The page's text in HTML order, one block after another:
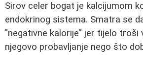
Sirov celer bogat je kalcijumom
endokrinog sistema. Smatra se
"negativne kalorije" jer tijelo troši
njegovo probavljanje nego što